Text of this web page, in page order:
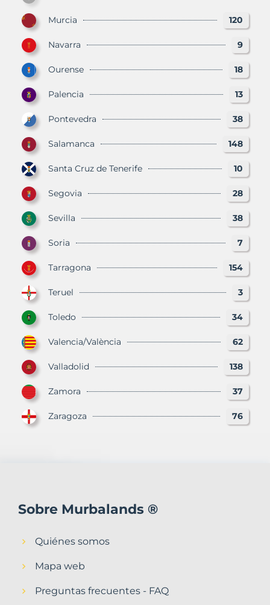
Murcia 120
Navarra 9
Ourense 18
Palencia 13
Pontevedra 38
Salamanca 148
Santa Cruz de Tenerife 10
Segovia 28
Sevilla 38
Soria 7
Tarragona 154
Teruel 3
Toledo 34
Valencia/València 62
Valladolid 138
Zamora 37
Zaragoza 76
Sobre Murbalands ®
Quiénes somos
Mapa web
Preguntas frecuentes - FAQ